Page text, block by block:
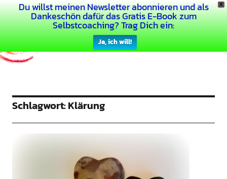
X
Du willst meinen Newsletter abonnieren und als
Dankeschön dafür das Gratis E-Book zum
Selbstcoaching? Trag Dich ein:
Ja, ich will!
Dein Buntes Leben
Schlagwort:Klärung